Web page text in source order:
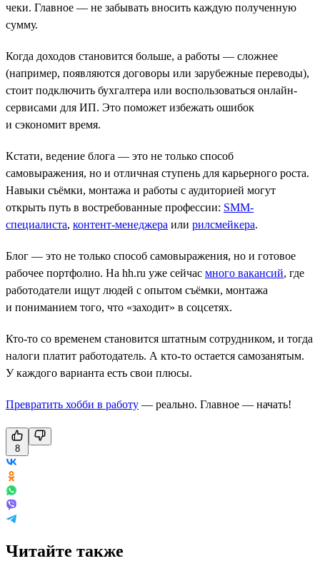
чеки. Главное — не забывать вносить каждую полученную
сумму.
Когда доходов становится больше, а работы — сложнее
(например, появляются договоры или зарубежные переводы),
стоит подключить бухгалтера или воспользоваться онлайн-
сервисами для ИП. Это поможет избежать ошибок
и сэкономит время.
Кстати, ведение блога — это не только способ
самовыражения, но и отличная ступень для карьерного роста.
Навыки съёмки, монтажа и работы с аудиторией могут
открыть путь в востребованные профессии: SMM-
специалиста, контент-менеджера или рилсмейкера.
Блог — это не только способ самовыражения, но и готовое
рабочее портфолио. На hh.ru уже сейчас много вакансий, где
работодатели ищут людей с опытом съёмки, монтажа
и пониманием того, что «заходит» в соцсетях.
Кто-то со временем становится штатным сотрудником, и тогда
налоги платит работодатель. А кто-то остается самозанятым.
У каждого варианта есть свои плюсы.
Превратить хобби в работу — реально. Главное — начать!
8
Читайте также